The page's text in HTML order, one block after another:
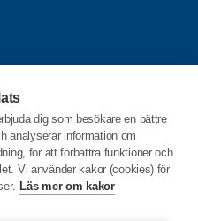
dig som besökare en bättre
analyserar information om
för att förbättra funktioner och
Vi använder kakor (cookies) för
Läs mer om kakor